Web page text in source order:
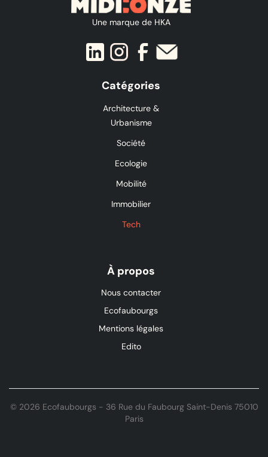
Une marque de HKA
Catégories
Architecture &
Urbanisme
Société
Ecologie
Mobilité
Immobilier
Tech
À propos
Nous contacter
Ecofaubourgs
Mentions légales
Edito
© 2026 Ecofaubourgs - 36 Rue du Faubourg Saint-Denis 75010
Paris